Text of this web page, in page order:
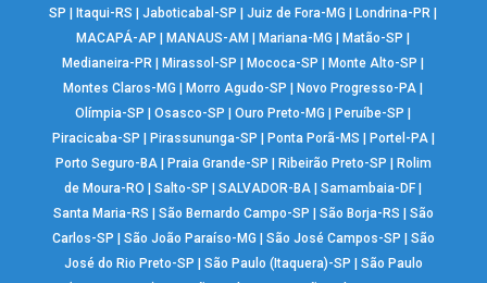
SP
Itaqui-RS |Jaboticabal-SP |Juiz de Fora-MG Londrina-PR
MACAPÁ-AP
MANAUS-AM Mariana-MG Matão-SP
Medianeira-PR
Mirassol-SP Mococa-SP Monte Alto-SP
Montes Claros-MG
Morro Agudo-SP Novo Progresso-PA
Olímpia-SP
|Osasco-SP |Ouro Preto-MG Peruíbe-SP
Piracicaba-SP
Pirassununga-SP Ponta Porã-MS Portel-PA|
Porto Seguro-BA| Praia Grande-SP Ribeirão Preto-SP
Rolim
de Moura-RO
|Salto-SP |SALVADOR-BA |Samambaia-DF
Santa Maria-RS
São Bernardo Campo-SP São Borja-RS
São
Carlos-SP
São João Paraíso-MG São José Campos-SP
São
José do Rio Preto-SP
São Paulo (Itaquera)-SP
São Paulo